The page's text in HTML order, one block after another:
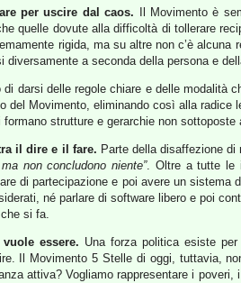
per uscire dal caos. Il Movimento è
quelle dovute alla difficoltà di tollerare
rigida, ma su altre non c’è
diversamente a seconda della persona e
di darsi delle regole chiare e delle
del Movimento, eliminando così alla
strutture e gerarchie non
il dire e il fare. Parte della disaffezione
non concludono niente”. Oltre a tutte le
di partecipazione e poi avere un
né parlare di software libero e poi
si fa.
essere. Una forza politica esiste
Il Movimento 5 Stelle di oggi, tuttavia,
attiva? Vogliamo rappresentare i